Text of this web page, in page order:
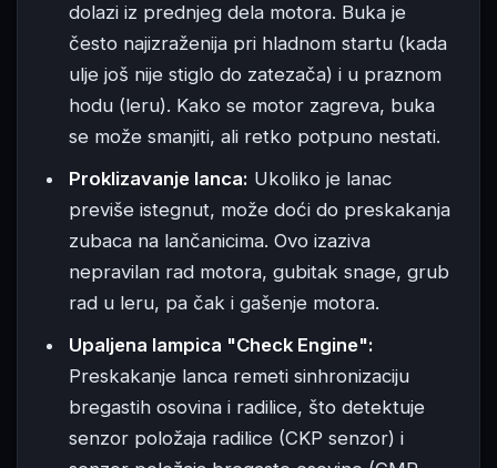
dolazi iz prednjeg dela motora. Buka je
često najizraženija pri hladnom startu (kada
ulje još nije stiglo do zatezača) i u praznom
hodu (leru). Kako se motor zagreva, buka
se može smanjiti, ali retko potpuno nestati.
Proklizavanje lanca: Ukoliko je lanac
previše istegnut, može doći do preskakanja
zubaca na lančanicima. Ovo izaziva
nepravilan rad motora, gubitak snage, grub
rad u leru, pa čak i gašenje motora.
Upaljena lampica "Check Engine":
Preskakanje lanca remeti sinhronizaciju
bregastih osovina i radilice, što detektuje
senzor položaja radilice (CKP senzor) i